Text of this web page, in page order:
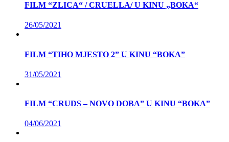
FILM “ZLICA“ / CRUELLA/ U KINU „BOKA“
26/05/2021
FILM “TIHO MJESTO 2” U KINU “BOKA”
31/05/2021
FILM “CRUDS – NOVO DOBA” U KINU “BOKA”
04/06/2021